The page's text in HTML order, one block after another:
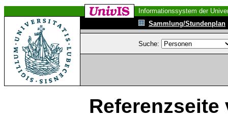
Informationssystem der
Sammlung/Stundenplan
Suche:
Referenzseite